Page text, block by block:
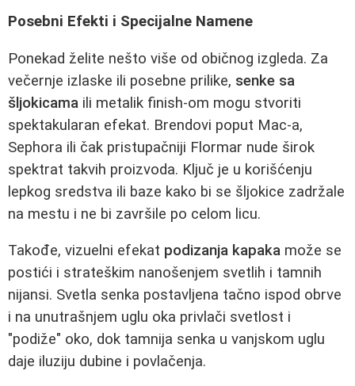
Posebni Efekti i Specijalne Namene
Ponekad želite nešto više od običnog izgleda. Za
večernje izlaske ili posebne prilike, senke sa
šljokicama ili metalik finish-om mogu stvoriti
spektakularan efekat. Brendovi poput Mac-a,
Sephora ili čak pristupačniji Flormar nude širok
spektrat takvih proizvoda. Ključ je u korišćenju
lepkog sredstva ili baze kako bi se šljokice zadržale
na mestu i ne bi završile po celom licu.
Takođe, vizuelni efekat podizanja kapaka može se
postići i strateškim nanošenjem svetlih i tamnih
nijansi. Svetla senka postavljena tačno ispod obrve
i na unutrašnjem uglu oka privlači svetlost i
"podiže" oko, dok tamnija senka u vanjskom uglu
daje iluziju dubine i povlačenja.